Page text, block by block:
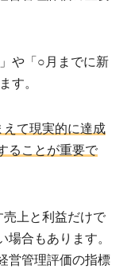
や「○月までに新
す。
て現実的に達成
ることが重要で
上と利益だけで
場合もあります。
営管理評価の指標